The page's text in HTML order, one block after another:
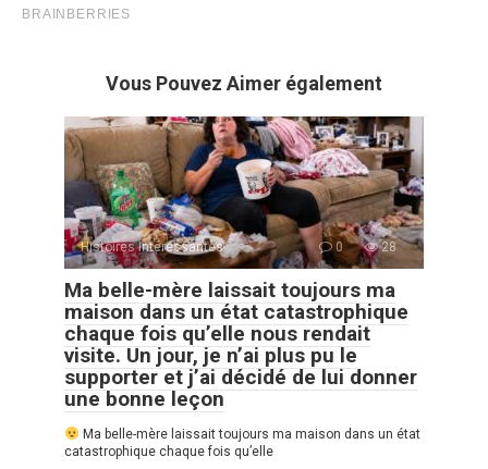
Vous Pouvez Aimer également
Histoires Intéressantes 0 28
Ma belle-mère laissait toujours ma
maison dans un état catastrophique
chaque fois qu’elle nous rendait
visite. Un jour, je n’ai plus pu le
supporter et j’ai décidé de lui donner
une bonne leçon
Ma belle-mère laissait toujours ma maison dans un état
catastrophique chaque fois qu’elle